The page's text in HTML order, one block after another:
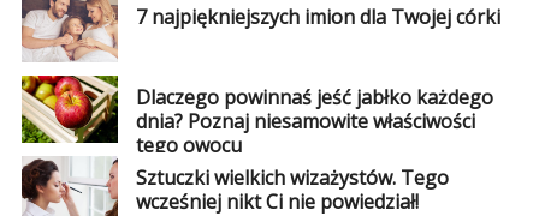
7 najpiękniejszych imion dla Twojej córki
Dlaczego powinnaś jeść jabłko każdego
dnia? Poznaj niesamowite właściwości
tego owocu
Sztuczki wielkich wizażystów. Tego
wcześniej nikt Ci nie powiedział!